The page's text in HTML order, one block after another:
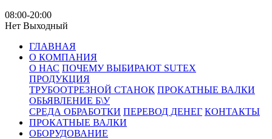
08:00-20:00
Нет Выходный
ГЛАВНАЯ
О КОМПАНИЯ
О НАС ПОЧЕМУ ВЫБИРАЮТ SUTEX
ПРОДУКЦИЯ
ТРУБООТРЕЗНОЙ СТАНОК ПРОКАТНЫЕ ВАЛКИ
ОБЬЯВЛЕНИЕ Б\У
СРЕДА ОБРАБОТКИ ПЕРЕВОД ДЕНЕГ КОНТАКТЫ
ПРОКАТНЫЕ ВАЛКИ
ОБОРУДОВАНИЕ